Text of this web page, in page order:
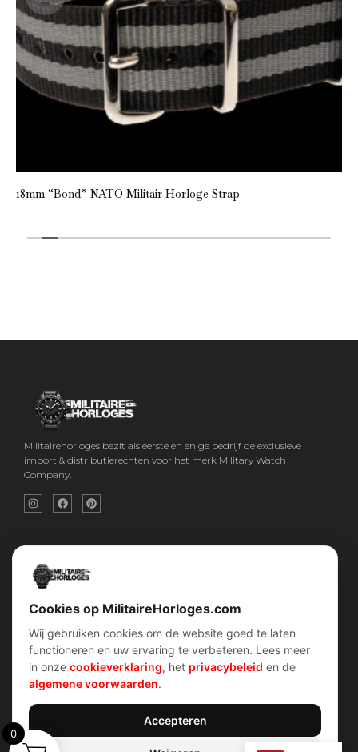
18mm “Bond” NATO Militair Horloge Strap
Militairehorloges bezit als eerste en enige bedrijf de exclusieve
import & distributierechten voor het merk Military Watch
Company.
Snel menu
Home
Over ons
Contact
Shop
Categorieën
klantenservice
Verzend & retour
Garantiebeleid
Privacybeleid
Verhalen
Duikers horloges
Cookies op MilitaireHorloges.com
Wij gebruiken cookies om de website goed te laten
functioneren en uw ervaring te verbeteren. Lees meer
in onze cookieverklaring, het privacybeleid en de
algemene voorwaarden.
Accepteren
0